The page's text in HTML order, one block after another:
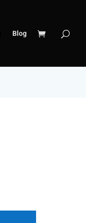
Blog